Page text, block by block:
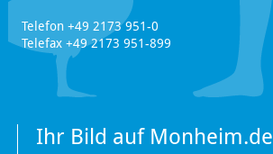
Telefon +49 2173 951-0
Telefax +49 2173 951-899
Ihr Bild auf Monheim.de